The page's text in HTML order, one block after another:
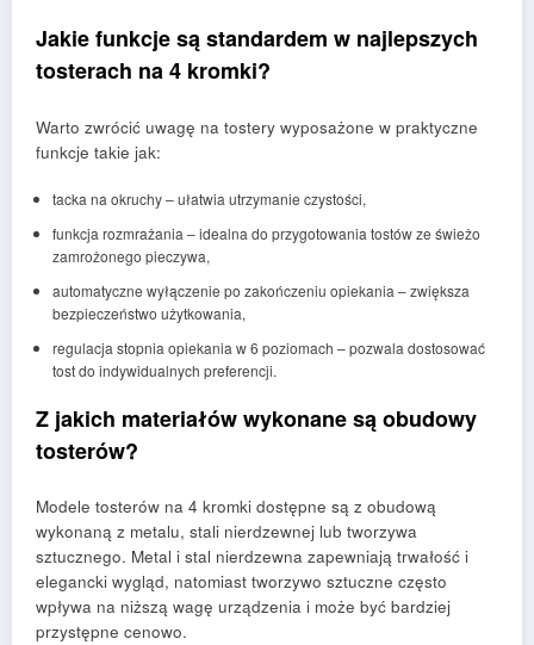
Jakie funkcje są standardem w najlepszych
tosterach na 4 kromki?
Warto zwrócić uwagę na tostery wyposażone w praktyczne
funkcje takie jak:
tacka na okruchy – ułatwia utrzymanie czystości,
funkcja rozmrażania – idealna do przygotowania tostów ze świeżo
zamrożonego pieczywa,
automatyczne wyłączenie po zakończeniu opiekania – zwiększa
bezpieczeństwo użytkowania,
regulacja stopnia opiekania w 6 poziomach – pozwala dostosować
tost do indywidualnych preferencji.
Z jakich materiałów wykonane są obudowy
tosterów?
Modele tosterów na 4 kromki dostępne są z obudową
wykonaną z metalu, stali nierdzewnej lub tworzywa
sztucznego. Metal i stal nierdzewna zapewniają trwałość i
elegancki wygląd, natomiast tworzywo sztuczne często
wpływa na niższą wagę urządzenia i może być bardziej
przystępne cenowo.